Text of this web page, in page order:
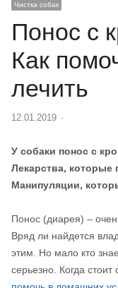
Чистка собак
Понос с
Как
лечить
12.01.2019
У собаки понос с
Лекарства, которые
Манипуляции,
Понос (диарея) –
Вряд ли найдется
этим. Но мало кто
серьезно. Когда